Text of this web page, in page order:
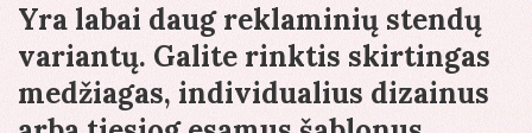
Yra labai daug reklaminių stendų
variantų. Galite rinktis skirtingas
medžiagas, individualius dizainus